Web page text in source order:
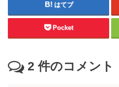
はてブ
Pocket
2 件のコメント